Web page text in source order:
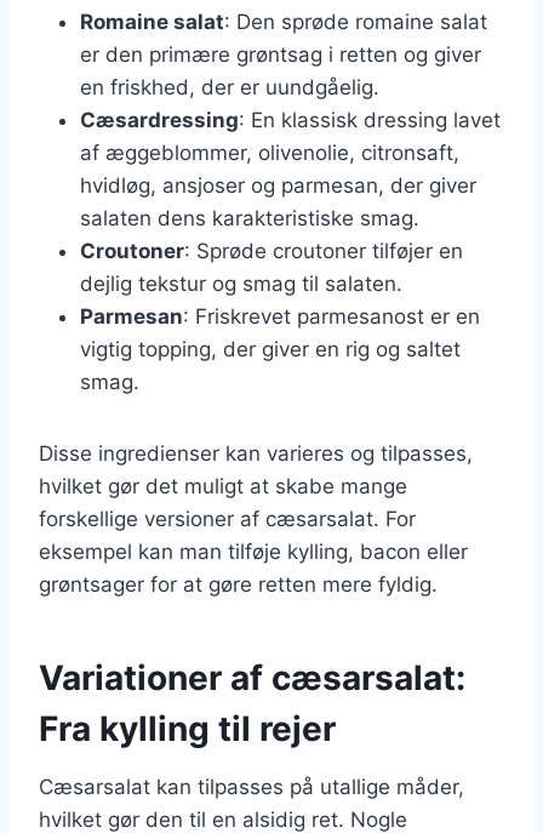
Romaine salat: Den sprøde romaine salat
er den primære grøntsag i retten og giver
en friskhed, der er uundgåelig.
Cæsardressing: En klassisk dressing lavet
af æggeblommer, olivenolie, citronsaft,
hvidløg, ansjoser og parmesan, der giver
salaten dens karakteristiske smag.
Croutoner: Sprøde croutoner tilføjer en
dejlig tekstur og smag til salaten.
Parmesan: Friskrevet parmesanost er en
vigtig topping, der giver en rig og saltet
smag.
Disse ingredienser kan varieres og tilpasses,
hvilket gør det muligt at skabe mange
forskellige versioner af cæsarsalat. For
eksempel kan man tilføje kylling, bacon eller
grøntsager for at gøre retten mere fyldig.
Variationer af cæsarsalat:
Fra kylling til rejer
Cæsarsalat kan tilpasses på utallige måder,
hvilket gør den til en alsidig ret. Nogle